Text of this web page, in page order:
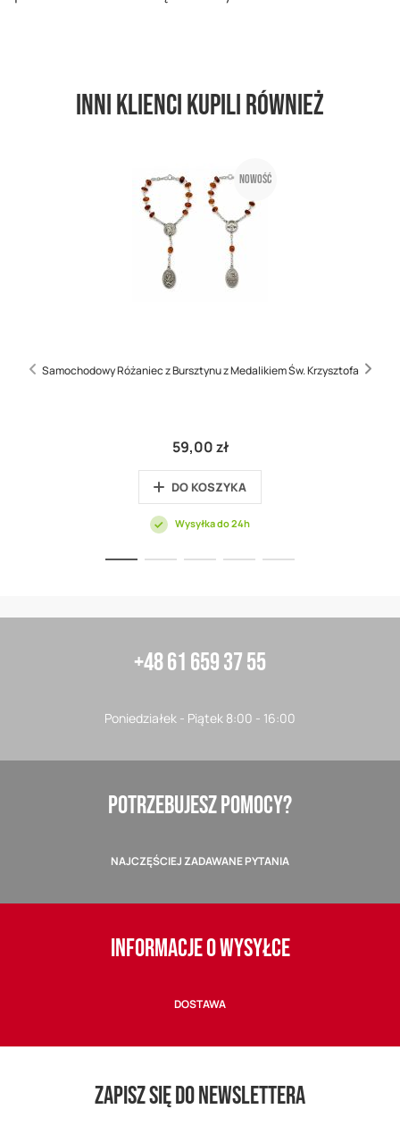
Inni klienci kupili również
Nowość
Samochodowy Różaniec z Bursztynu z Medalikiem Św. Krzysztofa
59,00 zł
DO KOSZYKA
Wysyłka do 24h
+48 61 659 37 55
Poniedziałek - Piątek 8:00 - 16:00
POTRZEBUJESZ POMOCY?
NAJCZĘŚCIEJ ZADAWANE PYTANIA
INFORMACJE O WYSYŁCE
DOSTAWA
ZAPISZ SIĘ DO NEWSLETTERA